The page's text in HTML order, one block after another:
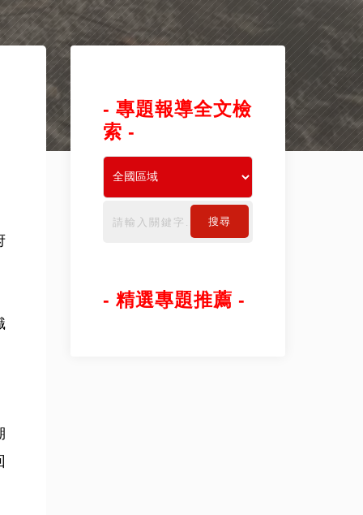
- 專題報導全文檢
索 -
搜尋
- 精選專題推薦 -